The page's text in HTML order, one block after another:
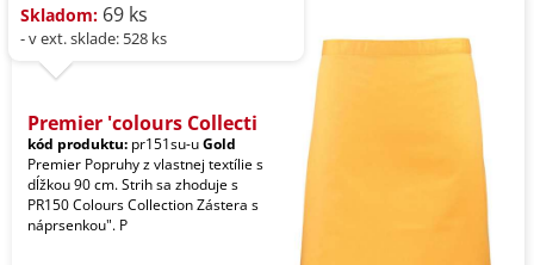
Skladom: 69 ks
- v ext. sklade: 528 ks
Premier 'colours Collecti
kód produktu: pr151su-uGold
Premier Popruhy z vlastnej textílie s
dĺžkou 90 cm. Strih sa zhoduje s
PR150 Colours Collection Zástera s
náprsenkou". P